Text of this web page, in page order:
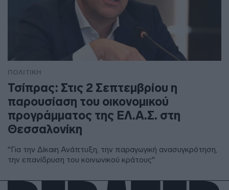
ΠΟΛΙΤΙΚΗ
Τσίπρας: Στις 2 Σεπτεμβρίου η
παρουσίαση του οικονομικού
προγράμματος της ΕΛ.Α.Σ. στη
Θεσσαλονίκη
"Για την Δίκαιη Ανάπτυξη, την παραγωγική ανασυγκρότηση,
την επανίδρυση του κοινωνικού κράτους"